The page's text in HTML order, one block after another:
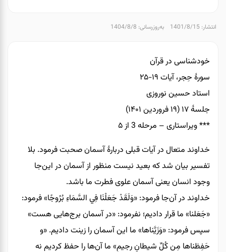
انتشار: 1401/8/15 به‌روزرسانی: 1404/8/8
خودشناسی در قرآن
سورۀ حِجر، آیات ۱۹-۲۵
استاد حسین نوروزی
جلسۀ ۱۷ (۱۹ فروردین ۱۴۰۱)
*** ویراستاری – مرحله 3 از ۵
خداوند متعال در آیات قبلی دربارۀ آسمان صحبت فرمود. بلا
تفسیر بیان شد که بعید نیست منظور از آسمان در این‌جا
وجود انسان یعنی آسمان علوی فطرت ما باشد.
خداوند در آن‌جا فرمود: «وَلَقَدْ جَعَلْنَا فِي السَّمَاءِ بُرُوجًا» فرمود:
«جَعَلنا» ما قرار دادیم؛ نفرمود: «در آسمان برج‌هایی هست»
سپس فرمود: «وَزَیَّناها» ما این آسمان را زینت دادیم. «و
حَفِظناها مِن کُلِّ شیطانٍ رجیمٍ» ما آن‌ها را حفظ کردیم نه